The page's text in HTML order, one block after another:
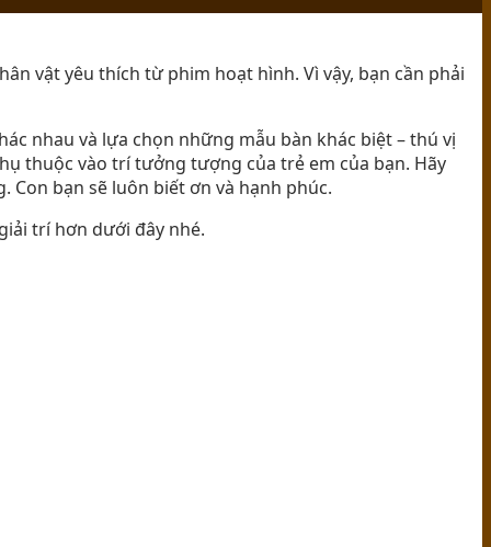
vật yêu thích từ phim hoạt hình. Vì vậy, bạn cần phải
nhau và lựa chọn những mẫu bàn khác biệt – thú vị
thuộc vào trí tưởng tượng của trẻ em của bạn. Hãy
Con bạn sẽ luôn biết ơn và hạnh phúc.
trí hơn dưới đây nhé.